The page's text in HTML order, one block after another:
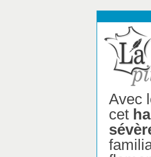
Avec
cet